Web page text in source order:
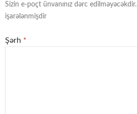
Sizin e-poçt ünvanınız dərc edilməyəcəkdir.
işarələnmişdir
Şərh *